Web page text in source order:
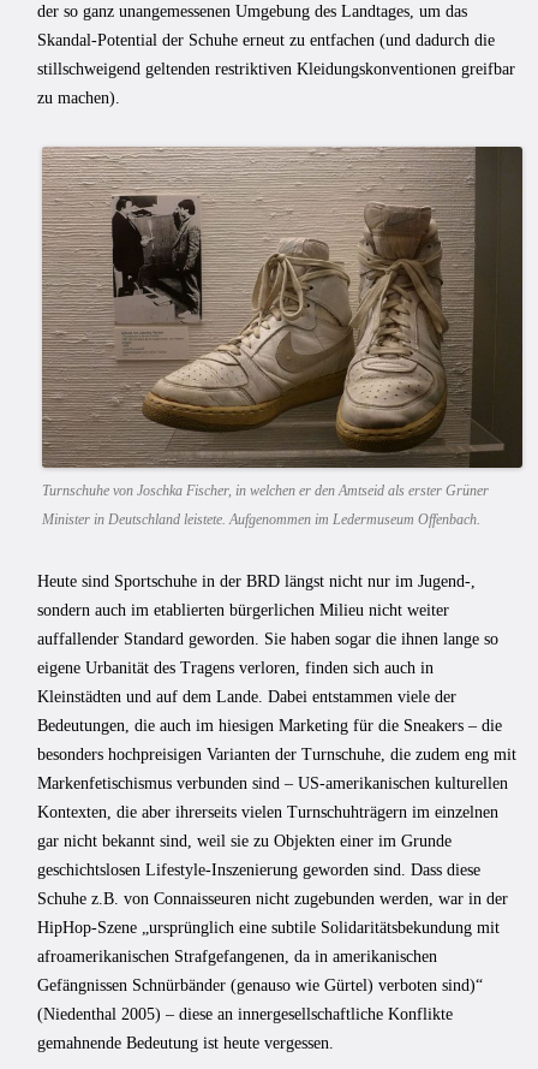
der so ganz unangemessenen Umgebung des Landtages, um das
Skandal-Potential der Schuhe erneut zu entfachen (und dadurch die
stillschweigend geltenden restriktiven Kleidungskonventionen greifbar
zu machen).
Turnschuhe von Joschka Fischer, in welchen er den Amtseid als erster Grüner
Minister in Deutschland leistete. Aufgenommen im Ledermuseum Offenbach.
Heute sind Sportschuhe in der BRD längst nicht nur im Jugend-,
sondern auch im etablierten bürgerlichen Milieu nicht weiter
auffallender Standard geworden. Sie haben sogar die ihnen lange so
eigene Urbanität des Tragens verloren, finden sich auch in
Kleinstädten und auf dem Lande. Dabei entstammen viele der
Bedeutungen, die auch im hiesigen Marketing für die Sneakers – die
besonders hochpreisigen Varianten der Turnschuhe, die zudem eng mit
Markenfetischismus verbunden sind – US-amerikanischen kulturellen
Kontexten, die aber ihrerseits vielen Turnschuhträgern im einzelnen
gar nicht bekannt sind, weil sie zu Objekten einer im Grunde
geschichtslosen Lifestyle-Inszenierung geworden sind. Dass diese
Schuhe z.B. von Connaisseuren nicht zugebunden werden, war in der
HipHop-Szene „ursprünglich eine subtile Solidaritätsbekundung mit
afroamerikanischen Strafgefangenen, da in amerikanischen
Gefängnissen Schnürbänder (genauso wie Gürtel) verboten sind)“
(Niedenthal 2005) – diese an innergesellschaftliche Konflikte
gemahnende Bedeutung ist heute vergessen.